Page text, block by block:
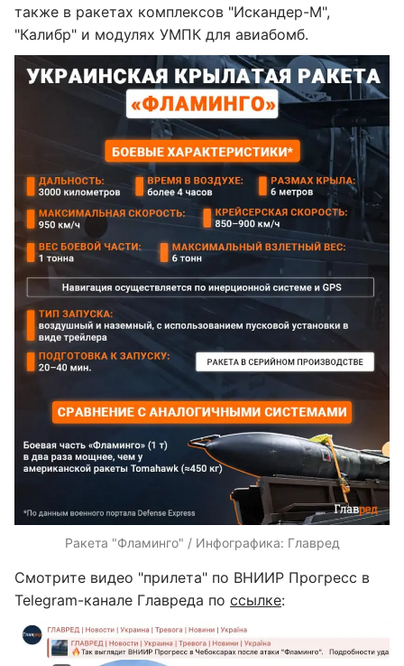
также в ракетах комплексов "Искандер-М",
"Калибр" и модулях УМПК для авиабомб.
Ракета "Фламинго" / Инфографика: Главред
Смотрите видео "прилета" по ВНИИР Прогресс в
Telegram-канале Главреда по ссылке: